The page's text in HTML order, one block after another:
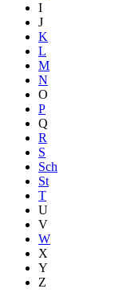
I
J
K
L
M
N
O
P
Q
R
S
Sch
St
T
U
V
W
X
Y
Z